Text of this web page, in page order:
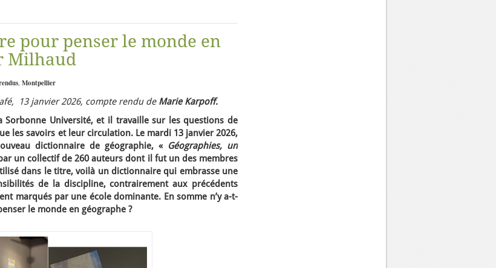
pour penser le monde en
Milhaud
, Montpellier
13 janvier 2026, compte rendu de Marie Karpoff.
Sorbonne Université, et il travaille sur les questions de
les savoirs et leur circulation. Le mardi 13 janvier 2026,
dictionnaire de géographie, « Géographies, un
un collectif de 260 auteurs dont il fut un des membres
dans le titre, voilà un dictionnaire qui embrasse une
de la discipline, contrairement aux précédents
marqués par une école dominante. En somme n’y a-t-
le monde en géographe ?